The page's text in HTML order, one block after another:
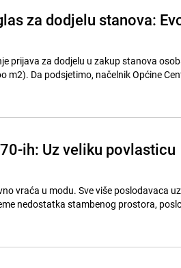
za dodjelu stanova:
prijava za dodjelu u zakup stanova
m2). Da podsjetimo, načelnik Općine
ih: Uz veliku povlasticu
vraća u modu. Sve više poslodavaca uz
nedostatka stambenog prostora,